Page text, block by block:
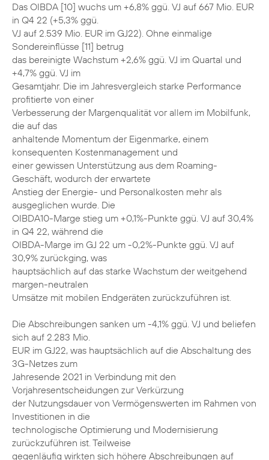
Das OIBDA [10] wuchs um +6,8% ggü. VJ auf 667 Mio. EUR
in Q4 22 (+5,3% ggü.
VJ auf 2.539 Mio. EUR im GJ22). Ohne einmalige
Sondereinflüsse [11] betrug
das bereinigte Wachstum +2,6% ggü. VJ im Quartal und
+4,7% ggü. VJ im
Gesamtjahr. Die im Jahresvergleich starke Performance
profitierte von einer
Verbesserung der Margenqualität vor allem im Mobilfunk,
die auf das
anhaltende Momentum der Eigenmarke, einem
konsequenten Kostenmanagement und
einer gewissen Unterstützung aus dem Roaming-
Geschäft, wodurch der erwartete
Anstieg der Energie- und Personalkosten mehr als
ausgeglichen wurde. Die
OIBDA10-Marge stieg um +0,1%-Punkte ggü. VJ auf 30,4%
in Q4 22, während die
OIBDA-Marge im GJ 22 um -0,2%-Punkte ggü. VJ auf
30,9% zurückging, was
hauptsächlich auf das starke Wachstum der weitgehend
margen-neutralen
Umsätze mit mobilen Endgeräten zurückzuführen ist.
Die Abschreibungen sanken um -4,1% ggü. VJ und beliefen
sich auf 2.283 Mio.
EUR im GJ22, was hauptsächlich auf die Abschaltung des
3G-Netzes zum
Jahresende 2021 in Verbindung mit den
Vorjahresentscheidungen zur Verkürzung
der Nutzungsdauer von Vermögenswerten im Rahmen von
Investitionen in die
technologische Optimierung und Modernisierung
zurückzuführen ist. Teilweise
gegenläufig wirkten sich höhere Abschreibungen auf